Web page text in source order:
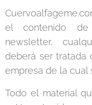
el contenido
newsletter,
deberá ser tratada
empresa de la cual
Todo el material